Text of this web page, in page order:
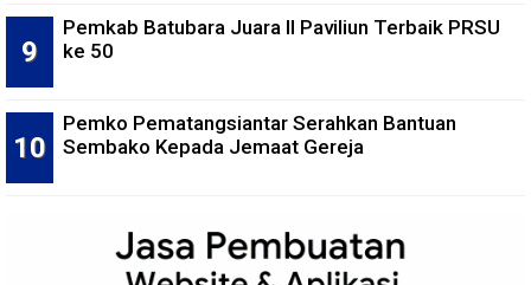
Pemkab Batubara Juara II Paviliun Terbaik PRSU
ke 50
Pemko Pematangsiantar Serahkan Bantuan
Sembako Kepada Jemaat Gereja